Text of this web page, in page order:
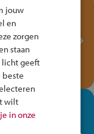
het
je op je
jouw
en
zorgen
staan
licht geeft
beste
wilt
in onze